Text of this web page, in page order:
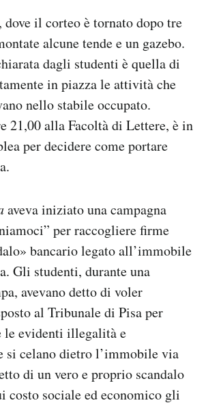
dove il corteo è tornato dopo tre
alcune tende e un gazebo.
dagli studenti è quella di
in piazza le attività che
nello stabile occupato.
21,00 alla Facoltà di Lettere, è in
per decidere come portare
aveva iniziato una campagna
per raccogliere firme
bancario legato all’immobile
Gli studenti, durante una
avevano detto di voler
al Tribunale di Pisa per
le evidenti illegalità e
si celano dietro l’immobile via
di un vero e proprio scandalo
costo sociale ed economico gli